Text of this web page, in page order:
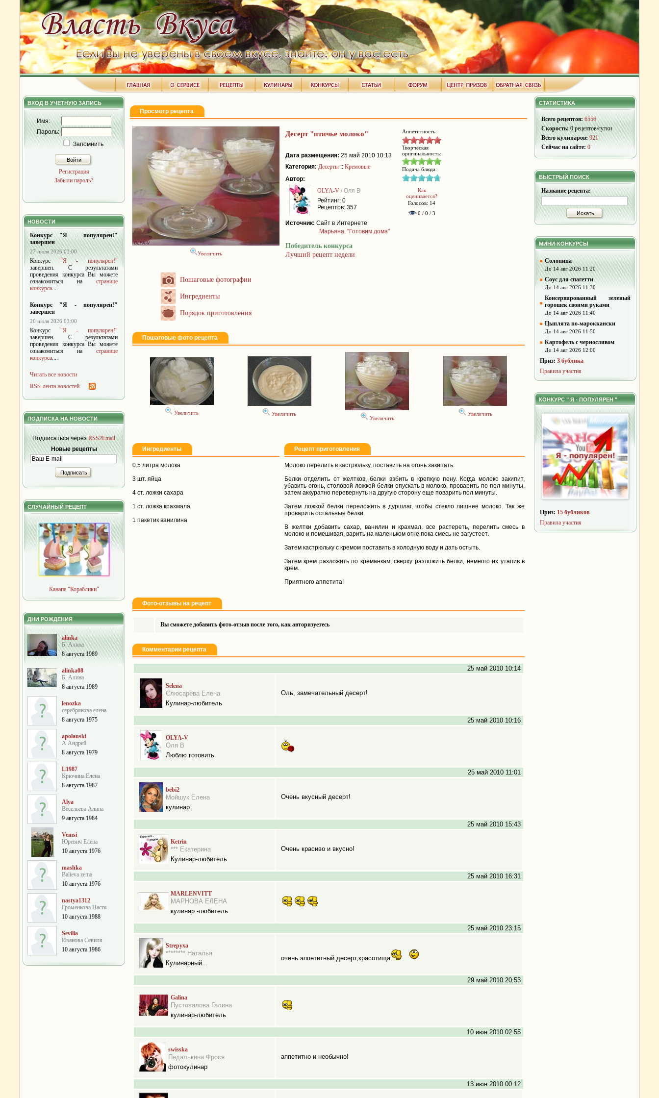
ВХОД В УЧЕТНУЮ ЗАПИСЬ
Имя:
Пароль:
Запомнить
Войти
Регистрация
Забыли пароль?
НОВОСТИ
Конкурс "Я - популярен!"
завершен
27 июля 2026 03:00
Конкурс"Я - популярен!"
завершен. С результатами
проведения конкурса Вы можете
ознакомиться на странице
конкурса....
Конкурс "Я - популярен!"
завершен
20 июля 2026 03:00
Конкурс "Я - популярен!"
завершен. С результатами
проведения конкурса Вы можете
ознакомиться на странице
конкурса....
Читать все новости
RSS-лента новостей
ПОДПИСКА НА НОВОСТИ
Подписаться черезRSS2Email
Новые рецепты
Подписать
СЛУЧАЙНЫЙ РЕЦЕПТ
Канапе "Кораблики"
ДНИ РОЖДЕНИЯ
alinka
Б. Алина
8 августа 1989
alinka08
Б. Алина
8 августа 1989
lenozka
серебрякова елена
8 августа 1975
apolanski
А Андрей
8 августа 1979
L1987
Крючина Елена
8 августа 1987
Alya
Весельева Алина
9 августа 1984
Vemsi
Юревич Елена
10 августа 1976
mashka
Balieva zema
10 августа 1976
nastya1312
Громенкова Настя
10 августа 1988
Sevilia
Иванова Севиля
10 августа 1986
Просмотр рецепта
Увеличить
Пошаговые фотографии
Ингредиенты
Порядок приготовления
Десерт "птичье молоко" Аппетитность:
Творческая
оригинальность:
Подача блюда:
Как
оценивается?
Голосов: 14
0 / 0 / 3
Дата размещения: 25 май 2010 10:13
Категория: Десерты :: Кремовые
Автор:
OLYA-V / Оля В
Рейтинг: 0
Рецептов: 357
Источник: Сайт в Интернете
Марьяна, "Готовим дома"
Победитель конкурса
Лучший рецепт недели
Пошаговые фото рецепта
Увеличить Увеличить
Увеличить
Увеличить
Ингредиенты Рецепт приготовления
0.5 литра молока
3 шт. яйца
4 ст. ложки сахара
1 ст. ложка крахмала
1 пакетик ванилина
Молоко перелить в кастрюльку, поставить на огонь закипать.
Белки отделить от желтков, белки взбить в крепкую пену. Когда молоко закипит,
убавить огонь, столовой ложкой белки опускать в молоко, проварить по пол минуты,
затем аккуратно перевернуть на другую сторону еще поварить пол минуты.
Затем ложкой белки переложить в дуршлаг, чтобы стекло лишнее молоко. Так же
проварить остальные белки.
В желтки добавить сахар, ванилин и крахмал, все растереть, перелить смесь в
молоко и помешивая, варить на маленьком огне пока смесь не загустеет.
Затем кастрюльку с кремом поставить в холодную воду и дать остыть.
Затем крем разложить по креманкам, сверху разложить белки, немного их утапив в
крем.
Приятного аппетита!
Фото-отзывы на рецепт
Вы сможете добавить фото-отзыв после того, как авторизуетесь
Комментарии рецепта
25 май 2010 10:14
Selena
Слюсарева Елена
Кулинар-любитель
Оль, замечательный десерт!
25 май 2010 10:16
OLYA-V
Оля В
Люблю готовить
25 май 2010 11:01
bebi2
Мойшук Елена
кулинар
Очень вкусный десерт!
25 май 2010 15:43
Ketrin
*** Екатерина
Кулинар-любитель
Очень красиво и вкусно!
25 май 2010 16:31
MARLENVITT
МАРНОВА ЕЛЕНА
кулинар -любитель
25 май 2010 23:15
Strepyxa
******** Наталья
Кулинарный...
очень аппетитный десерт,красотища
29 май 2010 20:53
Galina
Пустовалова Галина
кулинар-любитель
10 июн 2010 02:55
swisska
Педалькина Фрося
фотокулинар
аппетитно и необычно!
13 июн 2010 00:12
СТАТИСТИКА
Всего рецептов: 6556
Скорость:0 рецептов/сутки
Всего кулинаров: 921
Сейчас на сайте: 0
БЫСТРЫЙ ПОИСК
Название рецепта:
Искать
МИНИ-КОНКУРСЫ
Солонина
До 14 авг 2026 11:20
Соус для спагетти
До 14 авг 2026 11:30
Консервированный зеленый
горошек своими руками
До 14 авг 2026 11:40
Цыплята по-мароккански
До 14 авг 2026 11:50
Картофель с черносливом
До 14 авг 2026 12:00
Приз: 3 бублика
Правила участия
КОНКУРС " Я - ПОПУЛЯРЕН "
Приз: 15 бубликов
Правила участия